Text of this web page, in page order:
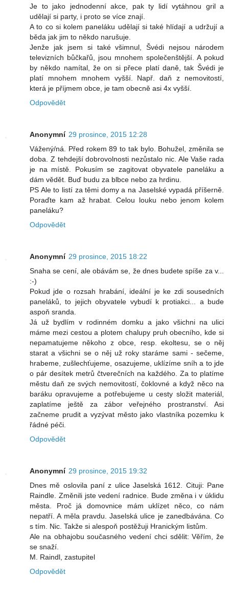
Je to jako jednodenní akce, pak ty lidí vytáhnou gril a
udělají si party, i proto se více znají.
A to co si kolem paneláku udělají si také hlídají a udržují a
běda jak jim to někdo narušuje.
Jenže jak jsem si také všimnul, Švédi nejsou národem
televizních bůčkařů, jsou mnohem společenštější. A pokud
by někdo namítal, že on si přece platí daně, tak Švédi je
platí mnohem mnohem vyšší. Např. daň z nemovitostí,
která je příjmem obce, je tam obecně asi 4x vyšší.
Odpovědět
Anonymní 29 prosince, 2015 12:28
Vážený/ná. Před rokem 89 to tak bylo. Bohužel, změnila se
doba. Z tehdejší dobrovolnosti nezůstalo nic. Ale Vaše rada
je na místě. Pokusím se zagitovat obyvatele paneláku a
dám vědět. Buď budu za blbce nebo za hrdinu.
PS Ale to listí za těmi domy a na Jaselské vypadá příšerně.
Poraďte kam až hrabat. Celou louku nebo jenom kolem
paneláku?
Odpovědět
Anonymní 29 prosince, 2015 18:22
Snaha se cení, ale obávám se, že dnes budete spíše za v...
:-)
Pokud jde o rozsah hrabání, ideální je ke zdi sousedních
paneláků, to jejich obyvatele vybudí k protiakci... a bude
aspoň sranda.
Já už bydlím v rodinném domku a jako všichni na ulici
máme mezi cestou a plotem chalupy pruh obecního, kde si
nepamatujeme někoho z obce, resp. ekoltesu, se o něj
starat a všichni se o něj už roky staráme sami - sečeme,
hrabeme, zušlechťujeme, osazujeme, uklízíme sníh a to jde
o pár desítek metrů čtverečních na každého. Za to platíme
městu daň ze svých nemovitostí, čoklovné a když něco na
baráku opravujeme a potřebujeme u cesty složit materiál,
zaplatíme ještě za zábor veřejného prostranství. Asi
začneme prudit a vyzývat město jako vlastníka pozemku k
řádné péči.
Odpovědět
Anonymní 29 prosince, 2015 19:32
Dnes mě oslovila paní z ulice Jaselská 1612. Cituji: Pane
Raindle. Změnili jste vedení radnice. Bude změna i v úklidu
města. Proč já domovnice mám uklízet něco, co nám
nepatří. A měla pravdu. Jaselská ulice je zanedbávána. Co
s tím. Nic. Takže si alespoň postěžuji Hranickým listům.
Ale na obhajobu současného vedení chci sdělit: Věřím, že
se snaží.
M. Raindl, zastupitel
Odpovědět